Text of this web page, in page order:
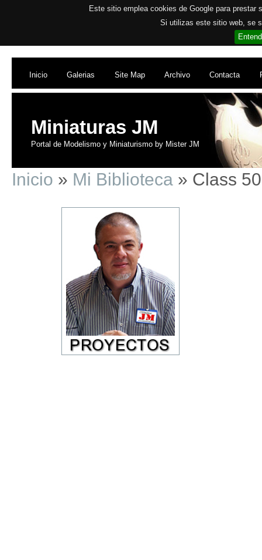
Este sitio emplea cookies de Google para
Si utilizas este sitio web, se
Inicio Galerias Site Map Archivo Contacta
Miniaturas JM
Portal de Modelismo y Miniaturismo by Mister JM
Inicio » Mi Biblioteca » Class